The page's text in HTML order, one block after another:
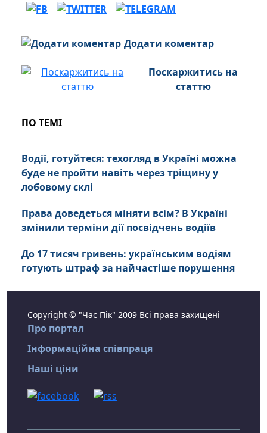
Додати коментар
Поскаржитись на
статтю
ПО ТЕМІ
Водії, готуйтеся: техогляд в Україні можна
буде не пройти навіть через тріщину у
лобовому склі
Права доведеться міняти всім? В Україні
змінили терміни дії посвідчень водіїв
До 17 тисяч гривень: українським водіям
готують штраф за найчастіше порушення
Copyright © "Час Пік" 2009 Всі права захищені
Про портал
Інформаційна співпраця
Наші ціни